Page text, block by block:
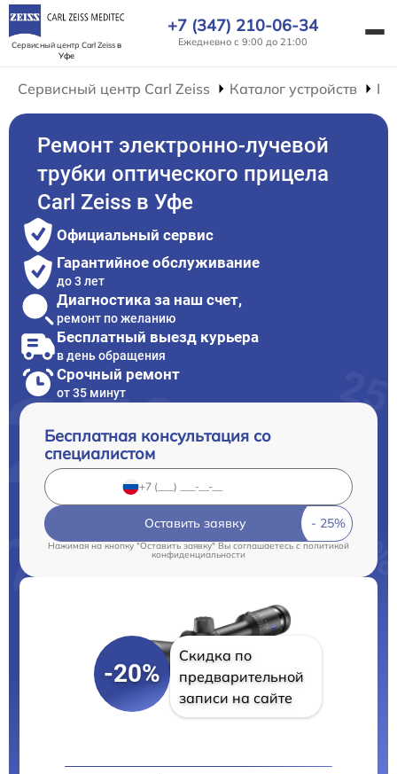
Сервисный центр Carl Zeissв
Уфе
+7 (347) 210-06-34
Ежедневно с 9:00 до 21:00
Сервисный центр Carl Zeiss Каталог устройств
Ремонт электронно-лучевой
трубки оптического прицела
Carl Zeiss в Уфе
Официальный сервис
Гарантийное обслуживание
до 3 лет
Диагностика за наш счет,
ремонт по желанию
Бесплатный выезд курьера
в день обращения
Срочный ремонт
от 35 минут
Бесплатная консультация со
специалистом
Оставить заявку
Нажимая на кнопку "Оставить заявку" Вы соглашаетесь cполитикой
конфиденциальности
-20%
Скидка по
предварительной
записи на сайте